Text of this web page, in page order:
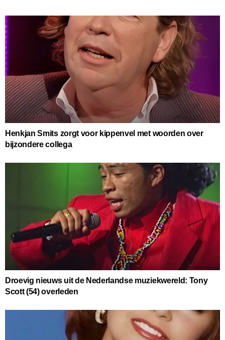
Henkjan Smits zorgt voor kippenvel met woorden over
bijzondere collega
Droevig nieuws uit de Nederlandse muziekwereld: Tony
Scott (54) overleden